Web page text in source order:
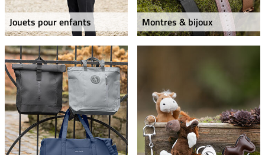
Jouets pour enfants Montres & bijoux